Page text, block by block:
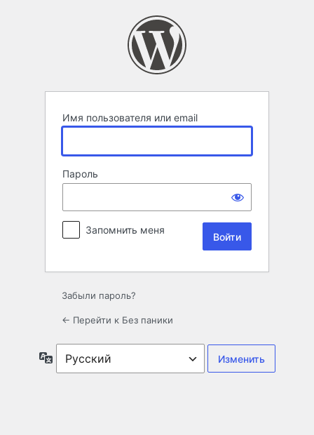
Имя пользователя или email
Пароль
Запомнить меня
Забыли пароль?
← Перейти к Без паники
Язык